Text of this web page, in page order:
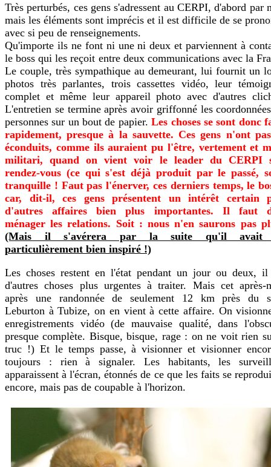
Très perturbés, ces gens s'adressent au CERPI, d'abord par
mais les éléments sont imprécis et il est difficile de se
avec si peu de renseignements.
Qu'importe ils ne font ni une ni deux et parviennent à
le boss qui les reçoit entre deux communications avec la
Le couple, très sympathique au demeurant, lui fournit un
photos très parlantes, trois cassettes vidéo, leur
complet et même leur appareil photo avec d'autres
L'entretien se termine après avoir griffonné les
personnes sur un bout de papier.Les choses se sont donc
rapidement, presque à la sauvette. Ces gens n'ont
éconduits, comme ils auraient pu l'être, vertement et
militari, quand on vient voir le leader du CERPI
rendez-vous (ce qui s'est déjà produit par le passé,
tranquille ! Faut pas l'énerver, ces derniers temps, le
car, dit-il, ces gens présentent un intérêt certain
d'autres affaires bien plus importantes. Il faut
ménager les relations. Soit : nous n'en saurons pas
(Mais il s'avérera par la suite qu'il avait
particulièrement bien inspiré !)
Les choses restent en l'état pendant un jour ou deux,
d'autres choses plus urgentes à traiter. Mais cet après-
après une randonnée de seulement 12 km près du
Leburton à Tubize, on en vient à cette affaire. On
enregistrements vidéo (de mauvaise qualité, dans
presque complète. Bisque, bisque, rage : on ne voit rien
truc !) Et le temps passe, à visionner et visionner
toujours : rien à signaler. Les habitants, les
apparaissent à l'écran, étonnés de ce que les faits se
encore, mais pas de coupable à l'horizon.